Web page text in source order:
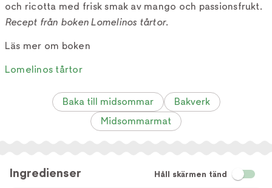
och ricotta med frisk smak av mango och passionsfrukt.
Recept från boken Lomelinos tårtor.
Läs mer om boken
Lomelinos tårtor
Baka till midsommar
Bakverk
Midsommarmat
Ingredienser Håll skärmen tänd